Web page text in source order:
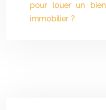
pour louer un bien
immobilier ?